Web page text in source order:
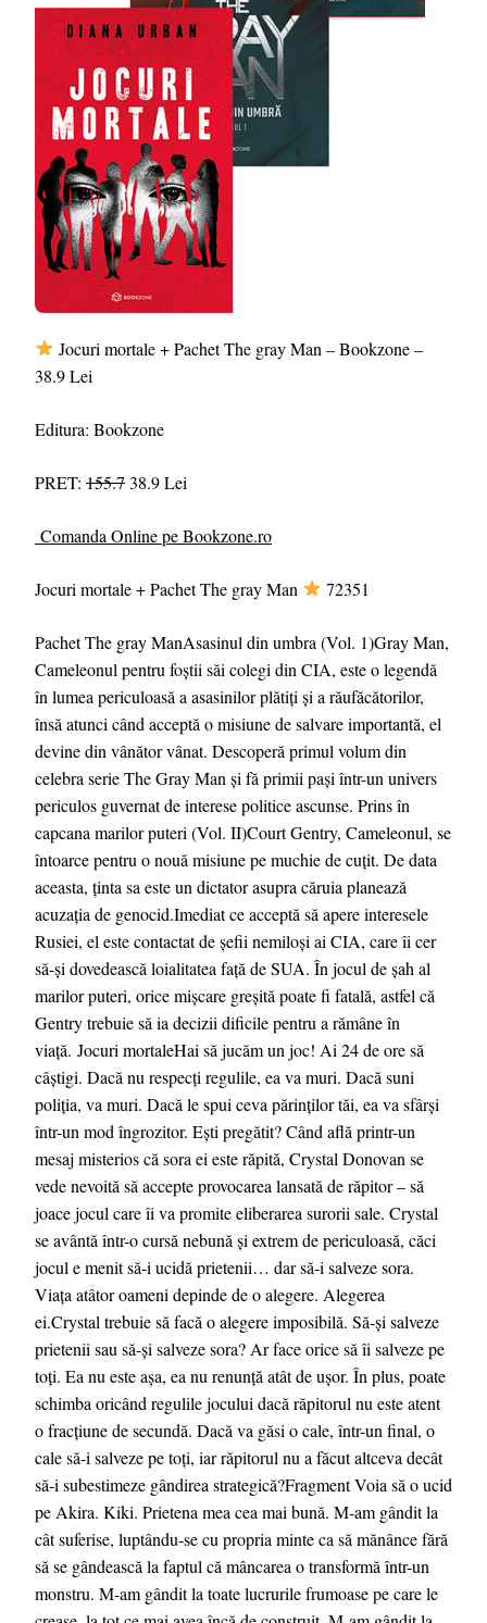
Jocuri mortale + Pachet The gray Man – Bookzone –
38.9 Lei
Editura: Bookzone
PRET: 155.738.9 Lei
Comanda Online pe Bookzone.ro
Jocuri mortale + Pachet The gray Man 72351
Pachet The gray ManAsasinul din umbra (Vol. 1)Gray Man,
Cameleonul pentru foștii săi colegi din CIA, este o legendă
în lumea periculoasă a asasinilor plătiți și a răufăcătorilor,
însă atunci când acceptă o misiune de salvare importantă, el
devine din vânător vânat. Descoperă primul volum din
celebra serie The Gray Man și fă primii pași într-un univers
periculos guvernat de interese politice ascunse. Prins în
capcana marilor puteri (Vol. II)Court Gentry, Cameleonul, se
întoarce pentru o nouă misiune pe muchie de cuțit. De data
aceasta, ținta sa este un dictator asupra căruia planează
acuzația de genocid.Imediat ce acceptă să apere interesele
Rusiei, el este contactat de șefii nemiloși ai CIA, care îi cer
să-și dovedească loialitatea față de SUA. În jocul de șah al
marilor puteri, orice mișcare greșită poate fi fatală, astfel că
Gentry trebuie să ia decizii dificile pentru a rămâne în
viață. Jocuri mortaleHai să jucăm un joc! Ai 24 de ore să
câștigi. Dacă nu respecți regulile, ea va muri. Dacă suni
poliția, va muri. Dacă le spui ceva părinților tăi, ea va sfârși
într-un mod îngrozitor. Ești pregătit? Când află printr-un
mesaj misterios că sora ei este răpită, Crystal Donovan se
vede nevoită să accepte provocarea lansată de răpitor – să
joace jocul care îi va promite eliberarea surorii sale. Crystal
se avântă într-o cursă nebună și extrem de periculoasă, căci
jocul e menit să-i ucidă prietenii… dar să-i salveze sora.
Viața atâtor oameni depinde de o alegere. Alegerea
ei.Crystal trebuie să facă o alegere imposibilă. Să-și salveze
prietenii sau să-și salveze sora? Ar face orice să îi salveze pe
toți. Ea nu este așa, ea nu renunță atât de ușor. În plus, poate
schimba oricând regulile jocului dacă răpitorul nu este atent
o fracțiune de secundă. Dacă va găsi o cale, într-un final, o
cale să-i salveze pe toți, iar răpitorul nu a făcut altceva decât
să-i subestimeze gândirea strategică?Fragment Voia să o ucid
pe Akira. Kiki. Prietena mea cea mai bună. M-am gândit la
cât suferise, luptându-se cu propria minte ca să mănânce fără
să se gândească la faptul că mâncarea o transformă într-un
monstru. M-am gândit la toate lucrurile frumoase pe care le